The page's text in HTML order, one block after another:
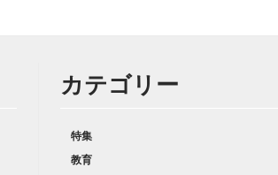
カテゴリー
特集
教育